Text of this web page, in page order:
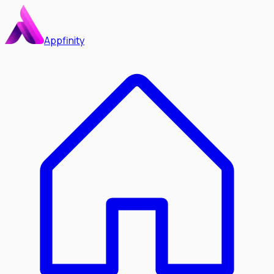
Appfinity